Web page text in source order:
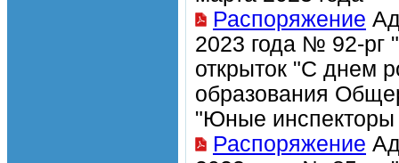
Распоряжение
2023 года № 92-рг
открыток "С днем
образования
"Юные
Распоряжение